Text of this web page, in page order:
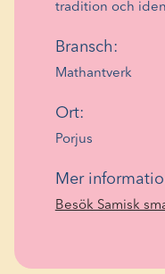
tradition och
Bransch:
Mathantverk
Ort:
Porjus
Mer
Besök Samisk